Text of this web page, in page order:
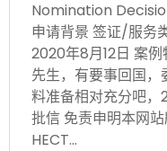
Nomination
申请背景 签证/服务
2020年8月12日 案
先生，有要事回国
料准备相对充分吧，
批信 免责申明本网
HECT…